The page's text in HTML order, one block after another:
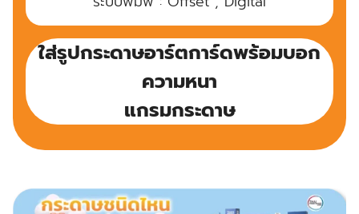
ใส่รูปกระดาษอาร์ตการ์ดพร้อมบอก
ความหนา
แกรมกระดาษ